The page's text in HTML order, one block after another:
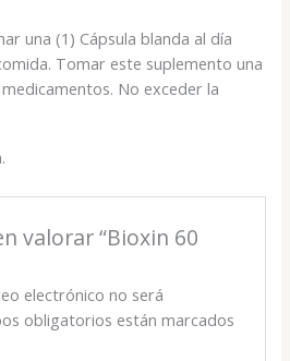
una (1) Cápsula blanda al día
Tomar este suplemento una
No exceder la
valorar “Bioxin 60
electrónico no será
obligatorios están marcados